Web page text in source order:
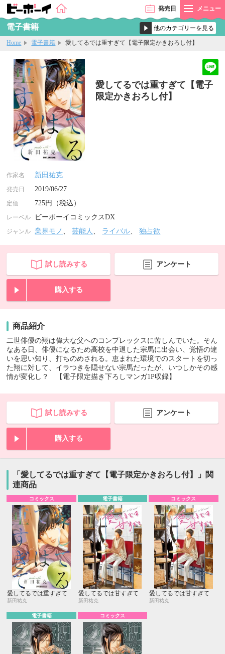
発売日 メニュー
電子書籍
Home 電子書籍 愛してるでは重すぎて【電子限定かきおろし付】
愛してるでは重すぎて【電子
限定かきおろし付】
作家名 新田祐克
発売日 2019/06/27
定価 725円（税込）
レーベル ビーボーイコミックスDX
ジャンル 業界モノ 、芸能人 、 ライバル、独占欲
試し読みする アンケート
購入する
商品紹介
二世俳優の翔は偉大な父へのコンプレックスに苦しんでいた。そん
なある日、俳優になるため高校を中退した宗馬に出会い、覚悟の違
いを思い知り、打ちのめされる。恵まれた環境でのスタートを切っ
た翔に対して、イラつきを隠せない宗馬だったが、いつしかその感
情が変化し？ 【電子限定描き下ろしマンガ1P収録】
試し読みする アンケート
購入する
「愛してるでは重すぎて【電子限定かきおろし付】」関
連商品
コミックス
愛してるでは重すぎて
新田祐克
電子書籍
愛してるでは甘すぎて
新田祐克
コミックス
愛してるでは甘すぎて
新田祐克
電子書籍 コミックス